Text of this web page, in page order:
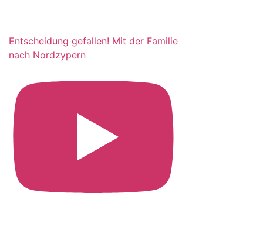
Entscheidung gefallen! Mit der Familie
nach Nordzypern